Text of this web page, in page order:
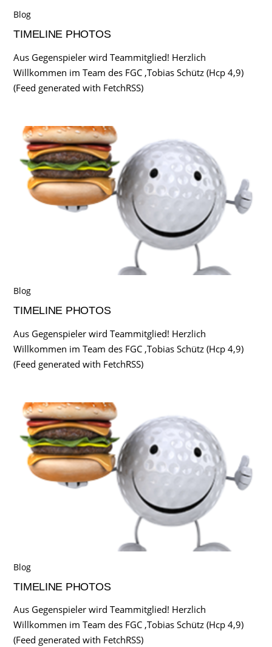
Blog
TIMELINE PHOTOS
Aus Gegenspieler wird Teammitglied! Herzlich
Willkommen im Team des FGC ,Tobias Schütz (Hcp 4,9)
(Feed generated with FetchRSS)
Blog
TIMELINE PHOTOS
Aus Gegenspieler wird Teammitglied! Herzlich
Willkommen im Team des FGC ,Tobias Schütz (Hcp 4,9)
(Feed generated with FetchRSS)
Blog
TIMELINE PHOTOS
Aus Gegenspieler wird Teammitglied! Herzlich
Willkommen im Team des FGC ,Tobias Schütz (Hcp 4,9)
(Feed generated with FetchRSS)